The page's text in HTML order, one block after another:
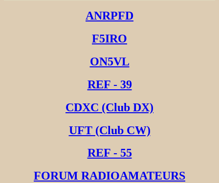
ANRPFD
F5IRO
ON5VL
REF - 39
CDXC (Club DX)
UFT (Club CW)
REF - 55
FORUM RADIOAMATEURS